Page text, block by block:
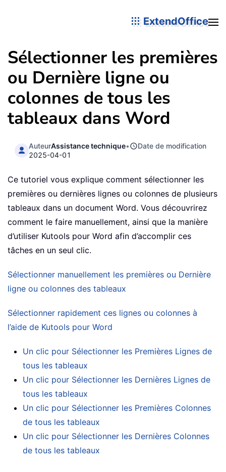
ExtendOffice
Sélectionner les premières
ou Dernière ligne ou
colonnes de tous les
tableaux dans Word
AuteurAssistance technique•
Date de modification
2025-04-01
Ce tutoriel vous explique comment sélectionner les
premières ou dernières lignes ou colonnes de plusieurs
tableaux dans un document Word. Vous découvrirez
comment le faire manuellement, ainsi que la manière
d’utiliser Kutools pour Word afin d’accomplir ces
tâches en un seul clic.
Sélectionner manuellement les premières ou Dernière
ligne ou colonnes des tableaux
Sélectionner rapidement ces lignes ou colonnes à
l’aide de Kutools pour Word
Un clic pour Sélectionner les Premières Lignes de
tous les tableaux
Un clic pour Sélectionner les Dernières Lignes de
tous les tableaux
Un clic pour Sélectionner les Premières Colonnes
de tous les tableaux
Un clic pour Sélectionner les Dernières Colonnes
de tous les tableaux